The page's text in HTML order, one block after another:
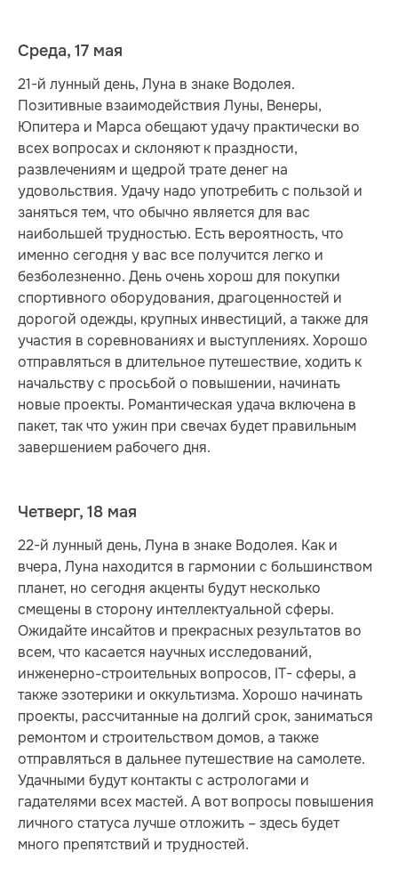
Среда, 17 мая
21-й лунный день, Луна в знаке Водолея.
Позитивные взаимодействия Луны, Венеры,
Юпитера и Марса обещают удачу практически во
всех вопросах и склоняют к праздности,
развлечениям и щедрой трате денег на
удовольствия. Удачу надо употребить с пользой и
заняться тем, что обычно является для вас
наибольшей трудностью. Есть вероятность, что
именно сегодня у вас все получится легко и
безболезненно. День очень хорош для покупки
спортивного оборудования, драгоценностей и
дорогой одежды, крупных инвестиций, а также для
участия в соревнованиях и выступлениях. Хорошо
отправляться в длительное путешествие, ходить к
начальству с просьбой о повышении, начинать
новые проекты. Романтическая удача включена в
пакет, так что ужин при свечах будет правильным
завершением рабочего дня.
Четверг, 18 мая
22-й лунный день, Луна в знаке Водолея. Как и
вчера, Луна находится в гармонии с большинством
планет, но сегодня акценты будут несколько
смещены в сторону интеллектуальной сферы.
Ожидайте инсайтов и прекрасных результатов во
всем, что касается научных исследований,
инженерно-строительных вопросов, IT- сферы, а
также эзотерики и оккультизма. Хорошо начинать
проекты, рассчитанные на долгий срок, заниматься
ремонтом и строительством домов, а также
отправляться в дальнее путешествие на самолете.
Удачными будут контакты с астрологами и
гадателями всех мастей. А вот вопросы повышения
личного статуса лучше отложить – здесь будет
много препятствий и трудностей.